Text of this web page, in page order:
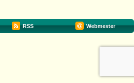
RSS Webmester